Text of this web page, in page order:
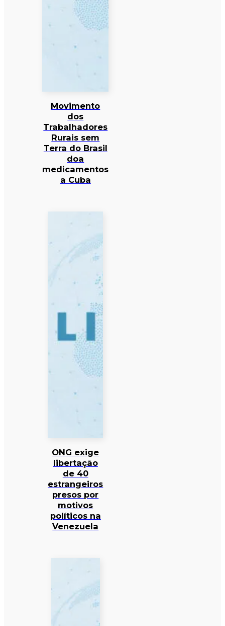
Movimento
dos
Trabalhadores
Rurais sem
Terra do Brasil
doa
medicamentos
a Cuba
ONG exige
libertação
de 40
estrangeiros
presos por
motivos
políticos na
Venezuela